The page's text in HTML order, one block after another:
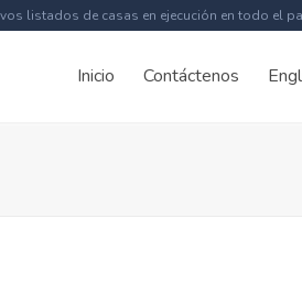
listados de casas en ejecución en todo el
Inicio Contáctenos